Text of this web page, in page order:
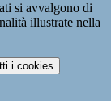
si avvalgono di
illustrate nella
i cookies